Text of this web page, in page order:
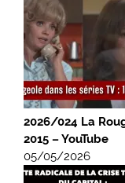
2026/024 La
2015 – YouTube
05/05/2026